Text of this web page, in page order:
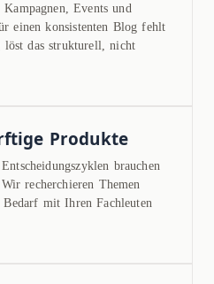
Events und
einen konsistenten Blog fehlt
löst das strukturell, nicht
Produkte
brauchen
recherchieren Themen
mit Ihren Fachleuten